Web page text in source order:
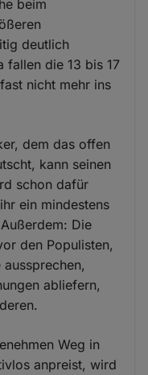
beim
deutlich
fallen die 13 bis 17
nicht mehr ins
dem das offen
kann seinen
schon dafür
ein mindestens
Die
den Populisten,
abliefern,
Weg in
anpreist, wird